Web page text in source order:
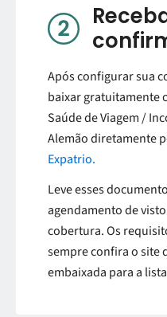
Após configurar sua
baixar gratuitamente
Saúde de Viagem /
Alemão diretamente
Expatrio.
Leve esses
agendamento de
cobertura. Os
sempre confira o site
embaixada para a